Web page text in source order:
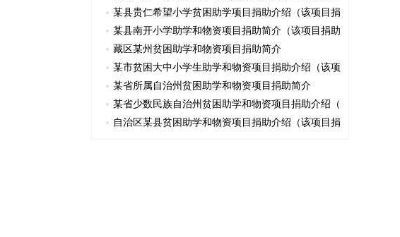
某县贵仁希望小学贫困助学项目捐助介绍（该项目捐
某县南开小学助学和物资项目捐助简介（该项目捐助
藏区某州贫困助学和物资项目捐助简介
某市贫困大中小学生助学和物资项目捐助介绍（该项
某省所属自治州贫困助学和物资项目捐助简介
某省少数民族自治州贫困助学和物资项目捐助介绍（
自治区某县贫困助学和物资项目捐助介绍（该项目捐